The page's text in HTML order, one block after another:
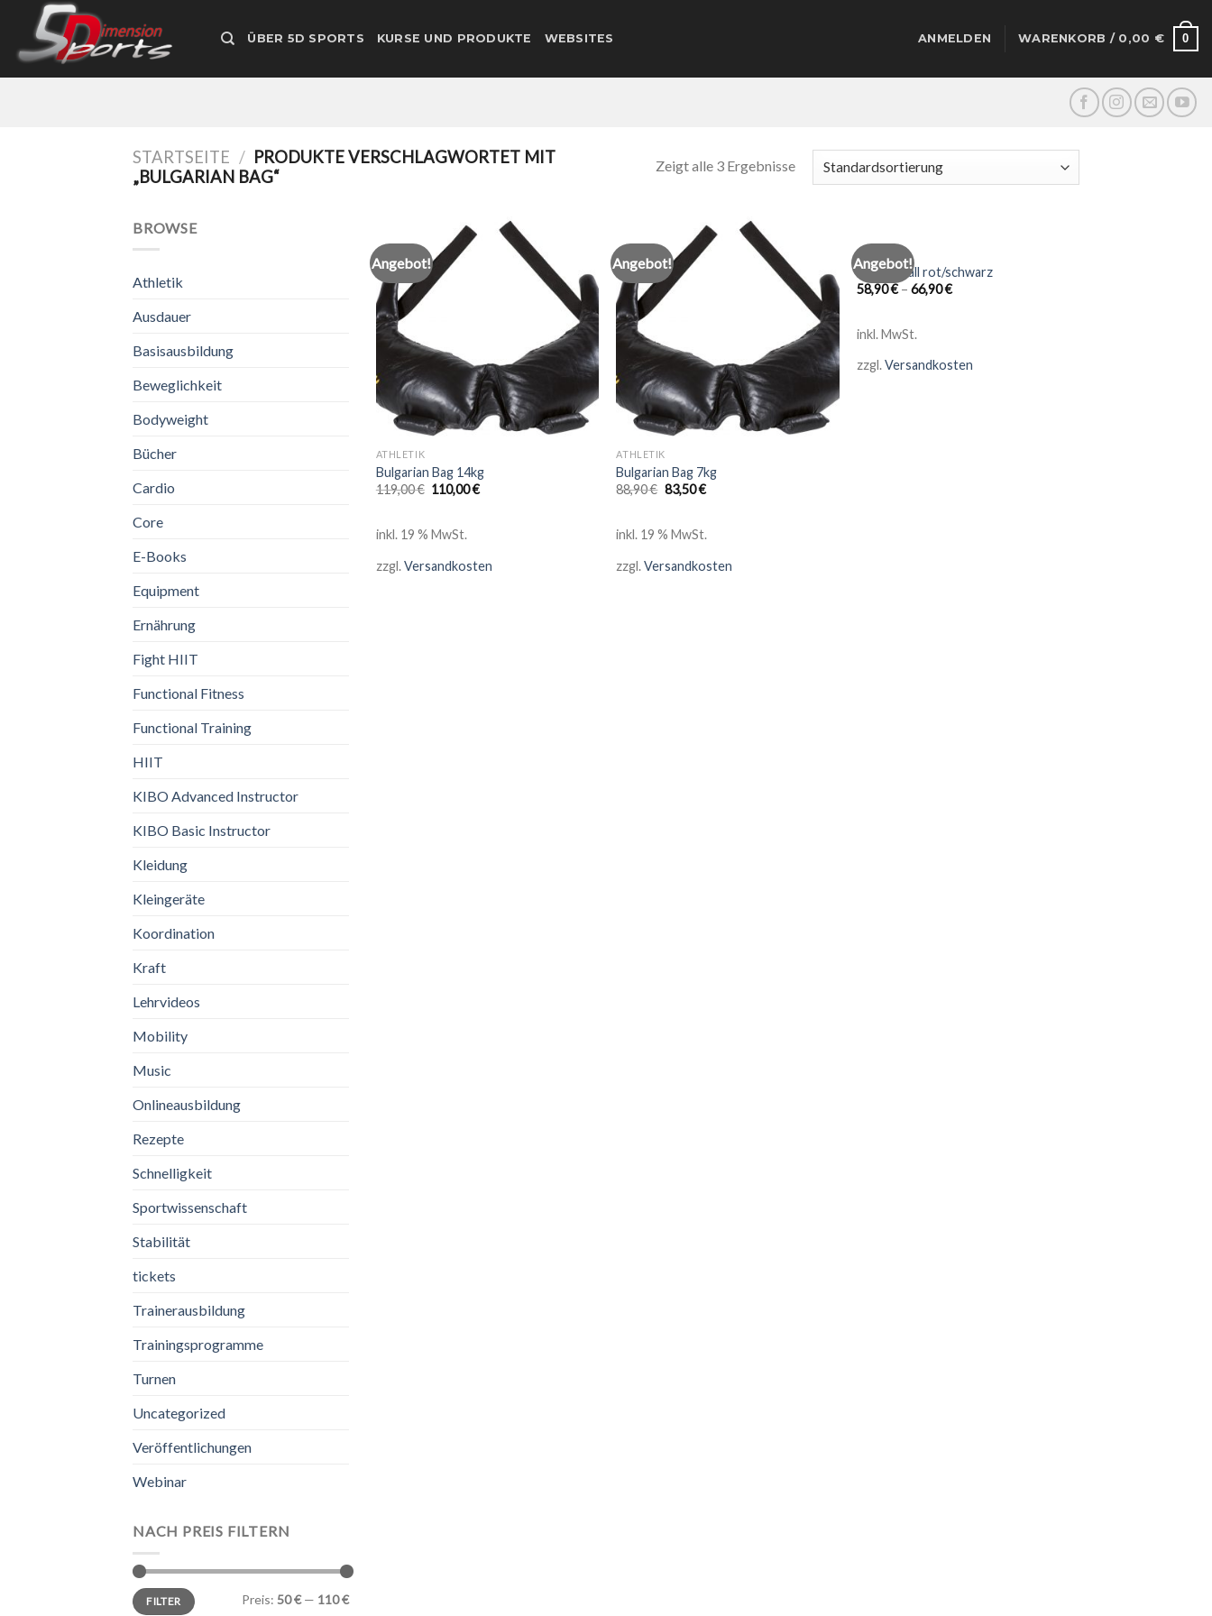
springen
ÜBER 5D SPORTS KURSE UND PRODUKTE WEBSITES ANMELDEN WARENKORB / 0,00 € 0
STARTSEITE / PRODUKTE VERSCHLAGWORTET MIT
„BULGARIAN BAG“
Zeigt alle 3 Ergebnisse
BROWSE
Athletik
Ausdauer
Basisausbildung
Beweglichkeit
Bodyweight
Bücher
Cardio
Core
E-Books
Equipment
Ernährung
Fight HIIT
Functional Fitness
Functional Training
HIIT
KIBO Advanced Instructor
KIBO Basic Instructor
Kleidung
Kleingeräte
Koordination
Kraft
Lehrvideos
Mobility
Music
Onlineausbildung
Rezepte
Schnelligkeit
Sportwissenschaft
Stabilität
tickets
Trainerausbildung
Trainingsprogramme
Turnen
Uncategorized
Veröffentlichungen
Webinar
NACH PREIS FILTERN
Min.
Preis
Max.
PreisFILTER Preis: 50 €— 110 €
Angebot!
Add to
wishlist
ATHLETIK
Bulgarian Bag 14kg
119,00€ 110,00€
inkl. 19 % MwSt.
zzgl.Versandkosten
Angebot!
Add to
wishlist
ATHLETIK
Bulgarian Bag 7kg
88,90€ 83,50€
inkl. 19 % MwSt.
zzgl.Versandkosten
Angebot!
Medizinball rot/schwarz
58,90€–66,90€
inkl. MwSt.
zzgl.Versandkosten